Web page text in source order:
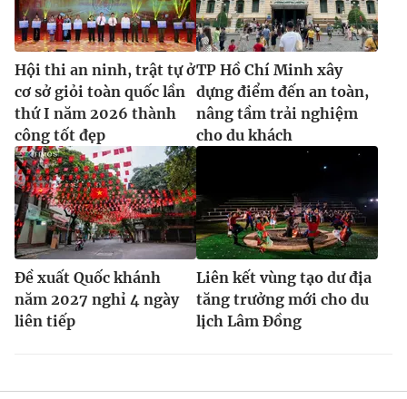
Hội thi an ninh, trật tự ở
cơ sở giỏi toàn quốc lần
thứ I năm 2026 thành
công tốt đẹp
TP Hồ Chí Minh xây
dựng điểm đến an toàn,
nâng tầm trải nghiệm
cho du khách
Đề xuất Quốc khánh
năm 2027 nghỉ 4 ngày
liên tiếp
Liên kết vùng tạo dư địa
tăng trưởng mới cho du
lịch Lâm Đồng